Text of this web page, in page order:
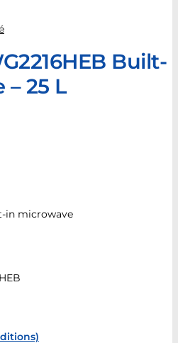
Built-
25 L
in microwave